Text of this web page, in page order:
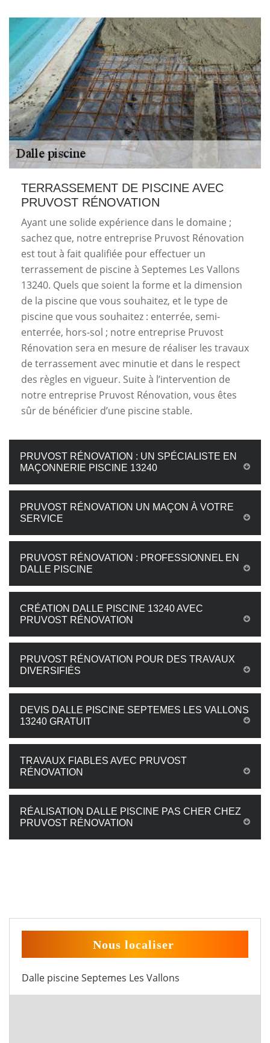
TERRASSEMENT DE PISCINE AVEC
PRUVOST RÉNOVATION
Ayant une solide expérience dans le domaine ;
sachez que, notre entreprise Pruvost Rénovation
est tout à fait qualifiée pour effectuer un
terrassement de piscine à Septemes Les Vallons
13240. Quels que soient la forme et la dimension
de la piscine que vous souhaitez, et le type de
piscine que vous souhaitez : enterrée, semi-
enterrée, hors-sol ; notre entreprise Pruvost
Rénovation sera en mesure de réaliser les travaux
de terrassement avec minutie et dans le respect
des règles en vigueur. Suite à l’intervention de
notre entreprise Pruvost Rénovation, vous êtes
sûr de bénéficier d’une piscine stable.
PRUVOST RÉNOVATION : UN SPÉCIALISTE EN
MAÇONNERIE PISCINE 13240
PRUVOST RÉNOVATION UN MAÇON À VOTRE
SERVICE
PRUVOST RÉNOVATION : PROFESSIONNEL EN
DALLE PISCINE
CRÉATION DALLE PISCINE 13240 AVEC
PRUVOST RÉNOVATION
PRUVOST RÉNOVATION POUR DES TRAVAUX
DIVERSIFIÉS
DEVIS DALLE PISCINE SEPTEMES LES VALLONS
13240 GRATUIT
TRAVAUX FIABLES AVEC PRUVOST
RÉNOVATION
RÉALISATION DALLE PISCINE PAS CHER CHEZ
PRUVOST RÉNOVATION
Nous localiser
Dalle piscine Septemes Les Vallons